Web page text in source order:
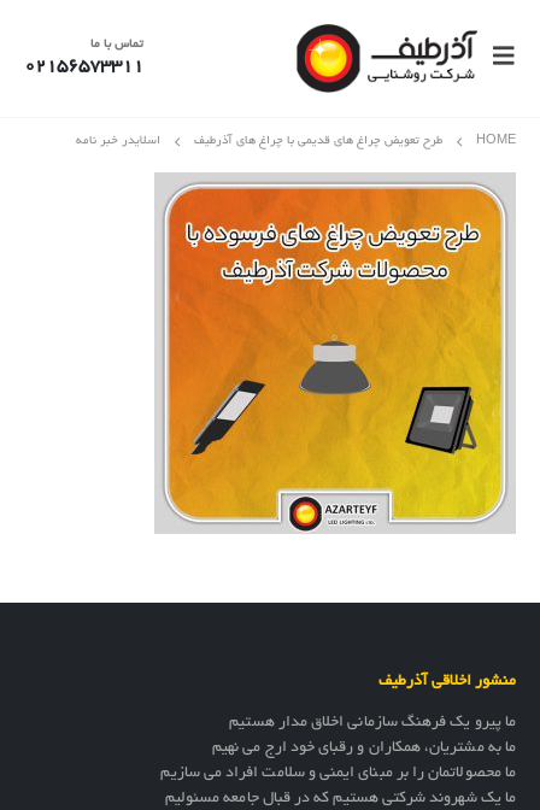
تماس با ما
02156573311
HOME طرح تعویض چراغ های قدیمی با چراغ های آذرطیف اسلایدر خبر نامه
منشور اخلاقی آذرطیف
ما پیرو یک فرهنگ سازمانی اخلاق مدار هستیم
ما به مشتریان، همکاران و رقبای خود ارج می نهیم
ما محصولاتمان را بر مبنای ایمنی و سلامت افراد می سازیم
ما یک شهروند شرکتی هستیم که در قبال جامعه مسئولیم